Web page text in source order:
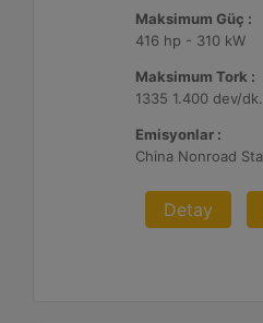
Maksimum Güç :
416 hp - 310 kW
Maksimum Tork :
Emisyonlar :
Detay